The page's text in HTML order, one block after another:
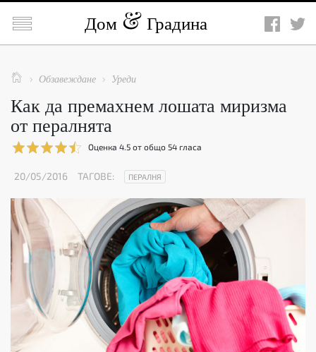
 Дом Градина
  Обзавеждане  Уреди
Как да премахнем лошата миризма
от пералнята
Оценка 4.5 от общо 54 гласа
20/05/2016 ТАГОВЕ: ПЕРАЛНЯ